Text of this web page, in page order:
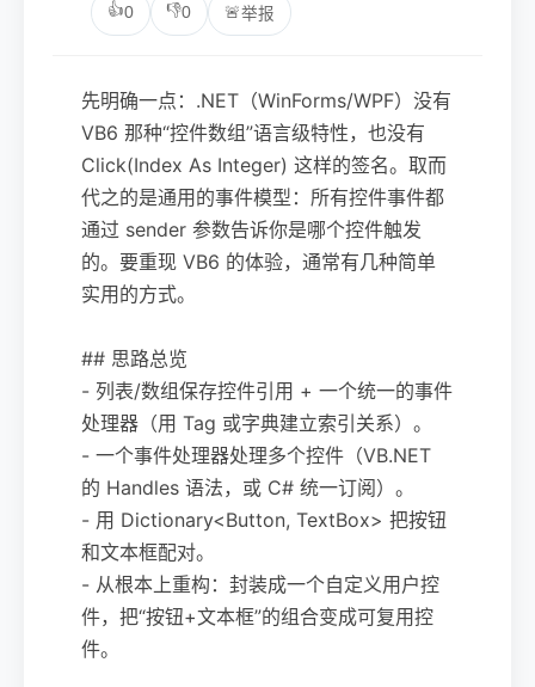
👍0 👎0 🚨举报
先明确一点：.NET（WinForms/WPF）没有
VB6 那种“控件数组”语言级特性，也没有
Click(Index As Integer) 这样的签名。取而
代之的是通用的事件模型：所有控件事件都
通过 sender 参数告诉你是哪个控件触发
的。要重现 VB6 的体验，通常有几种简单
实用的方式。
## 思路总览
- 列表/数组保存控件引用 + 一个统一的事件
处理器（用 Tag 或字典建立索引关系）。
- 一个事件处理器处理多个控件（VB.NET
的 Handles 语法，或 C# 统一订阅）。
- 用 Dictionary<Button, TextBox> 把按钮
和文本框配对。
- 从根本上重构：封装成一个自定义用户控
件，把“按钮+文本框”的组合变成可复用控
件。